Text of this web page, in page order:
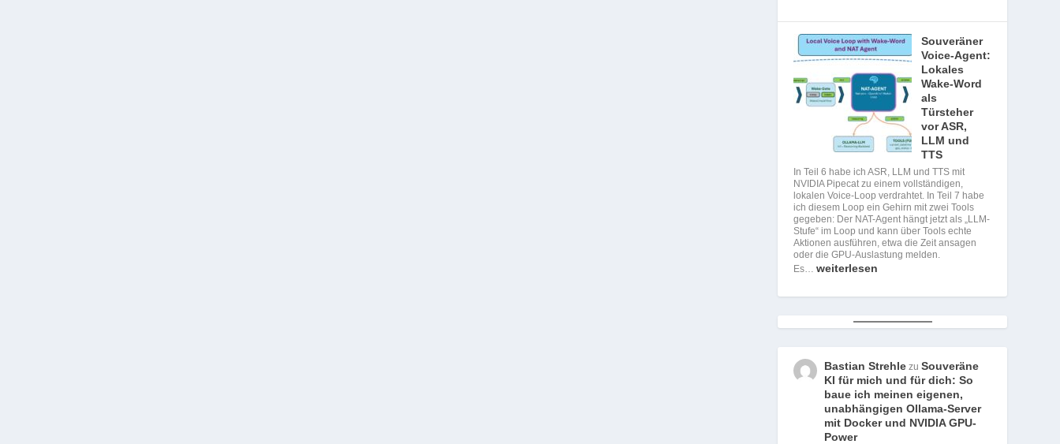
Souveräner
Voice-Agent:
Lokales
Wake-Word
als
Türsteher
vor ASR,
LLM und
TTS
In Teil 6 habe ich ASR, LLM und TTS mit
NVIDIA Pipecat zu einem vollständigen,
lokalen Voice-Loop verdrahtet. In Teil 7 habe
ich diesem Loop ein Gehirn mit zwei Tools
gegeben: Der NAT-Agent hängt jetzt als „LLM-
Stufe“ im Loop und kann über Tools echte
Aktionen ausführen, etwa die Zeit ansagen
oder die GPU-Auslastung melden.
Es…weiterlesen
Bastian Strehle zuSouveräne
KI für mich und für dich: So
baue ich meinen eigenen,
unabhängigen Ollama-Server
mit Docker und NVIDIA GPU-
Power